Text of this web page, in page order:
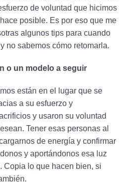
de voluntad que hicimos
posible. Es por eso que me
algunos tips para cuando
no sabemos cómo retomarla.
o un modelo a seguir
están en el lugar que se
a su esfuerzo y
y usaron su voluntad
Tener esas personas al
de energía y confirmar
y aportándonos esa luz
Copia lo que hacen bien, si